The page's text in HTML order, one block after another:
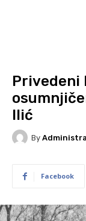
Privedeni
Ilić
By
Facebook